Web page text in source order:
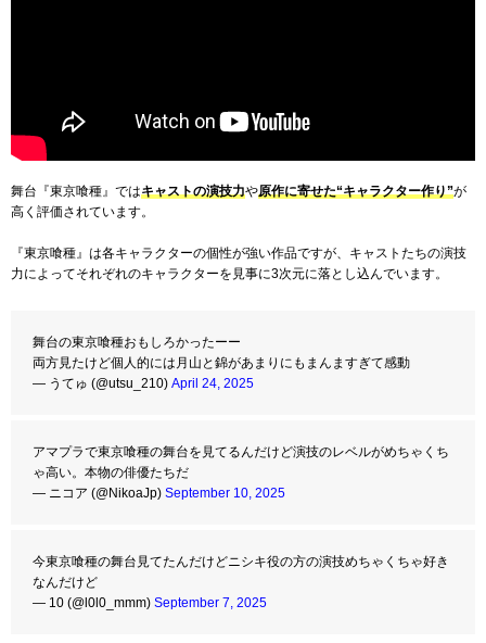
舞台『東京喰種』ではキャストの演技力や原作に寄せた“キャラクター作り”が
高く評価されています。
『東京喰種』は各キャラクターの個性が強い作品ですが、キャストたちの演技
力によってそれぞれのキャラクターを見事に3次元に落とし込んでいます。
舞台の東京喰種おもしろかったーー
両方見たけど個人的には月山と錦があまりにもまんますぎて感動
— うてゅ (@utsu_210) April 24, 2025
アマプラで東京喰種の舞台を見てるんだけど演技のレベルがめちゃくち
ゃ高い。本物の俳優たちだ
— ニコア (@NikoaJp) September 10, 2025
今東京喰種の舞台見てたんだけどニシキ役の方の演技めちゃくちゃ好き
なんだけど
— 10 (@l0l0_mmm) September 7, 2025